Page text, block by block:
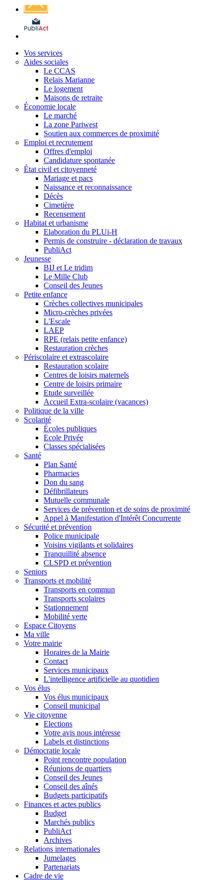
Affichage
légal
Vos services
Aides sociales
Le CCAS
Relais Marianne
Le logement
Maisons de retraite
Économie locale
Le marché
La zone Pariwest
Soutien aux commerces de proximité
Emploi et recrutement
Offres d'emploi
Candidature spontanée
État civil et citoyenneté
Mariage et pacs
Naissance et reconnaissance
Décès
Cimetière
Recensement
Habitat et urbanisme
Elaboration du PLUi-H
Permis de construire - déclaration de travaux
PubliAct
Jeunesse
BIJ et Le tridim
Le Mille Club
Conseil des Jeunes
Petite enfance
Crèches collectives municipales
Micro-crèches privées
L'Escale
LAEP
RPE (relais petite enfance)
Restauration crèches
Périscolaire et extrascolaire
Restauration scolaire
Centres de loisirs maternels
Centre de loisirs primaire
Etude surveillée
Accueil Extra-scolaire (vacances)
Politique de la ville
Scolarité
Écoles publiques
Ecole Privée
Classes spécialisées
Santé
Plan Santé
Pharmacies
Don du sang
Défibrillateurs
Mutuelle communale
Services de prévention et de soins de proximité
Appel à Manifestation d'Intérêt Concurrente
Sécurité et prévention
Police municipale
Voisins vigilants et solidaires
Tranquillité absence
CLSPD et prévention
Seniors
Transports et mobilité
Transports en commun
Transports scolaires
Stationnement
Mobilité verte
Espace Citoyens
Ma ville
Votre mairie
Horaires de la Mairie
Contact
Services municipaux
L'intelligence artificielle au quotidien
Vos élus
Vos élus municipaux
Conseil municipal
Vie citoyenne
Elections
Votre avis nous intéresse
Labels et distinctions
Démocratie locale
Point rencontre population
Réunions de quartiers
Conseil des Jeunes
Conseil des aînés
Budgets participatifs
Finances et actes publics
Budget
Marchés publics
PubliAct
Archives
Relations internationales
Jumelages
Partenariats
Cadre de vie